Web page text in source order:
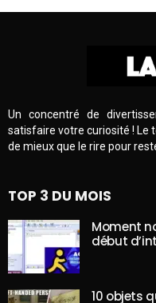
Un concentré de
satisfaire votre curiosité ! Le
de mieux que le rire pour
TOP 3 DU MOIS
Moment
début
10 objets